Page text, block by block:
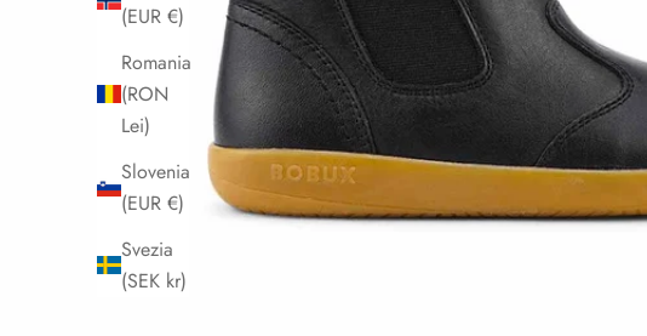
(EUR €)
Romania
(RON
Lei)
Slovenia
(EUR €)
Svezia
(SEK kr)